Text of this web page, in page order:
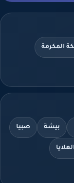
صبيا